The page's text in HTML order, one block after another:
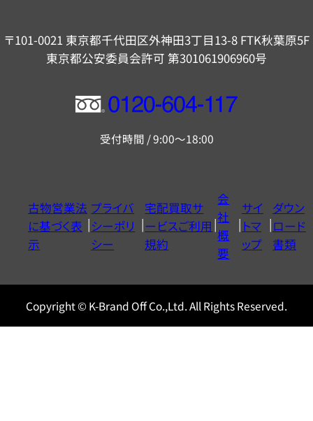
〒101-0021 東京都千代田区外神田3丁目13-8 FTK秋葉原5F
東京都公安委員会許可 第301061906960号
フ
ー
ヤ
ル
0120604117
受付時間 / 9:00～18:00
古物営業法
に基づく表
示
プライバ
シーポリ
シー
宅配買取サ
ービスご利用
規約
会
社
概
要
サイ
トマ
ップ
ダウン
ロード
書類
Copyright © K-Brand Off Co.,Ltd. All Rights Reserved.